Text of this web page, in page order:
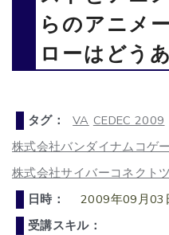
らのアニメ
ローはどう
タグ： VA CEDEC 2009
株式会社バンダイナムコゲ
株式会社サイバーコネクト
日時：
2009年09月03
受講スキル：